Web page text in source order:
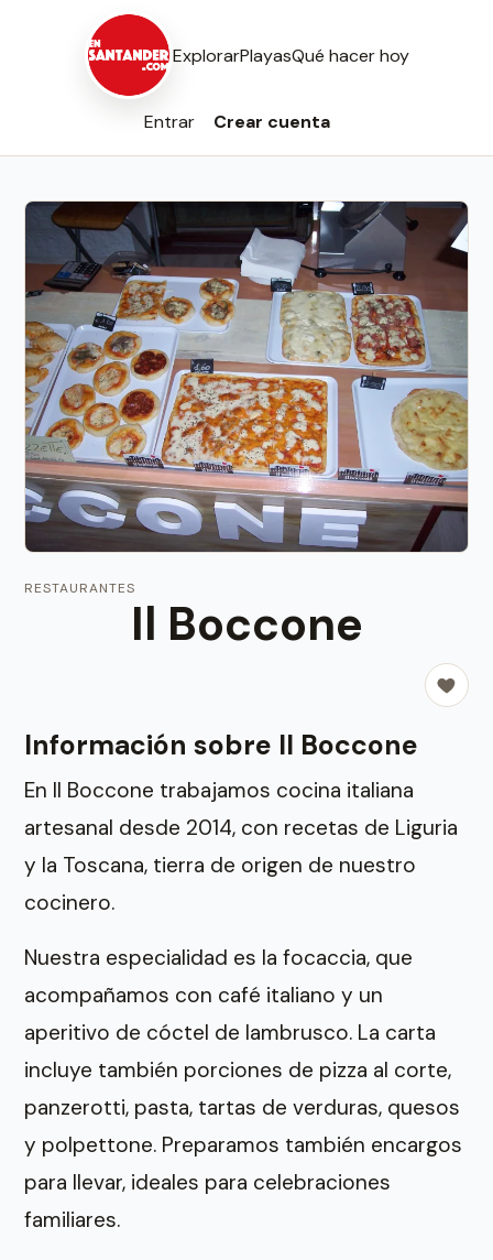
ExplorarPlayasQué hacer hoy
Entrar Crear cuenta
RESTAURANTES
Il Boccone
Información sobre Il Boccone
En Il Boccone trabajamos cocina italiana
artesanal desde 2014, con recetas de Liguria
y la Toscana, tierra de origen de nuestro
cocinero.
Nuestra especialidad es la focaccia, que
acompañamos con café italiano y un
aperitivo de cóctel de lambrusco. La carta
incluye también porciones de pizza al corte,
panzerotti, pasta, tartas de verduras, quesos
y polpettone. Preparamos también encargos
para llevar, ideales para celebraciones
familiares.